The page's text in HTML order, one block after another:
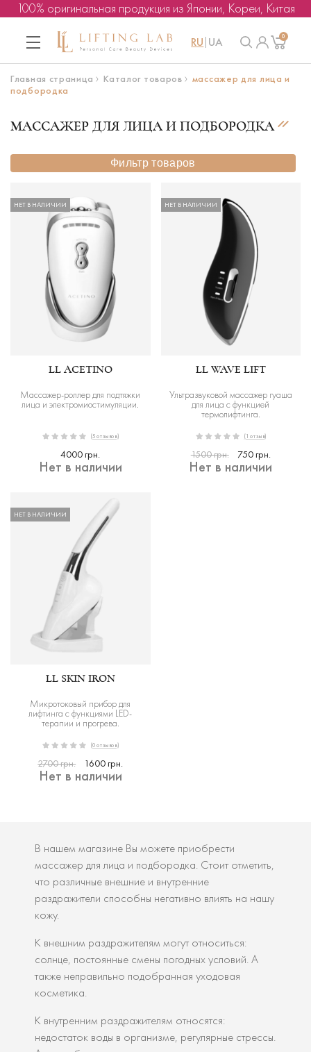
100% оригинальная продукция из Японии, Кореи, Китая
RU UA 0
Главная страница Каталог товаров
массажер для лица и
подбородка
МАССАЖЕР ДЛЯ ЛИЦА И ПОДБОРОДКА
Фильтр товаров
НЕТ В НАЛИЧИИ
LL ACETINO
Массажер-роллер для подтяжки
лица и электромиостимуляции.
(5 отзывов)
4000 грн.
Нет в наличии
НЕТ В НАЛИЧИИ
LL WAVE LIFT
Ультразвуковой массажер гуаша
для лица с функцией
термолифтинга.
(1 отзыв)
1500 грн. 750 грн.
Нет в наличии
НЕТ В НАЛИЧИИ
LL SKIN IRON
Микротоковый прибор для
лифтинга с функциями LED-
терапии и прогрева.
(0 отзывов)
2700 грн. 1600 грн.
Нет в наличии
В нашем магазине Вы можете приобрести
массажер для лица и подбородка. Стоит отметить,
что различные внешние и внутренние
раздражители способны негативно влиять на нашу
кожу.
К внешним раздражителям могут относиться:
солнце, постоянные смены погодных условий. А
также неправильно подобранная уходовая
косметика.
К внутренним раздражителям относятся:
недостаток воды в организме, регулярные стрессы.